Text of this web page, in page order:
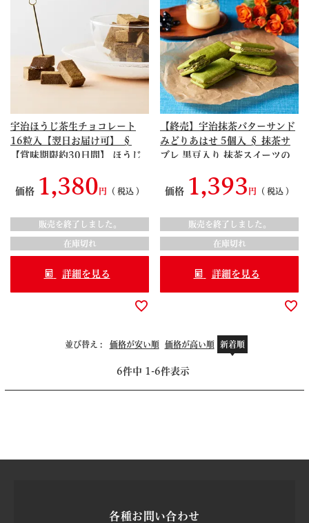
宇治ほうじ茶生チョコレート
16粒入【翌日お届け可】 §
【賞味期限約30日間】 ほうじ
090869
価格 1,380 税込
販売を終了しました。
在庫切れ
詳細を見る
【終売】宇治抹茶バターサンド
みどりあはせ 5個入 § 抹茶サ
ブレ 黒豆入り 抹茶スイーツの
価格 1,393 税込
販売を終了しました。
在庫切れ
詳細を見る
並び替え 価格が安い順 価格が高い順 新着順
6件中 1 -6件表示
各種お問い合わせ